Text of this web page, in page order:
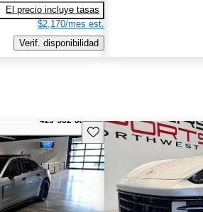
El precio incluye tasas
$2,170/mes est.
Verif. disponibilidad
Guarda este Aviso